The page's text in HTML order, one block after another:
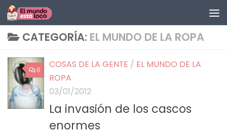
Saltar al contenido
CATEGORÍA: EL MUNDO DE LA ROPA
8 COSAS DE LA GENTE / EL MUNDO DE LA
ROPA
03/01/2012
La invasión de los cascos
enormes